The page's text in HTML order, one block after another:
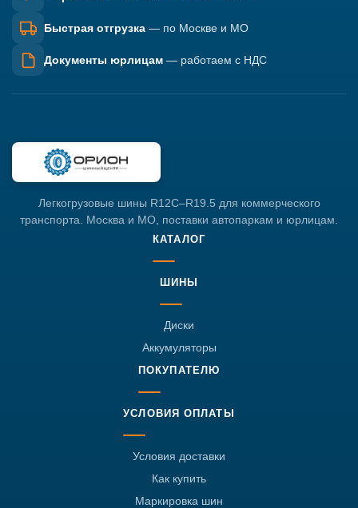
Быстрая отгрузка — по Москве и МО
Документы юрлицам — работаем с НДС
Легкогрузовые шины R12C–R19.5 для коммерческого
транспорта. Москва и МО, поставки автопаркам и юрлицам.
КАТАЛОГ
ШИНЫ
Диски
Аккумуляторы
ПОКУПАТЕЛЮ
УСЛОВИЯ ОПЛАТЫ
Условия доставки
Как купить
Маркировка шин